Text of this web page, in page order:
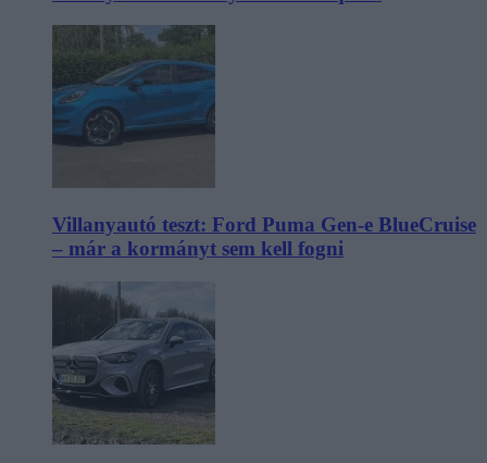
Villanyautó teszt: Ford Puma Gen-e BlueCruise
– már a kormányt sem kell fogni